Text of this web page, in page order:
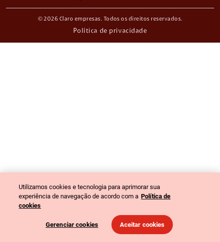
© 2026 Claro empresas. Todos os direitos reservados.
Política de privacidade
Utilizamos cookies e tecnologia para aprimorar sua
experiência de navegação de acordo com a Política de
cookies
Gerenciar cookies Aceitar cookies